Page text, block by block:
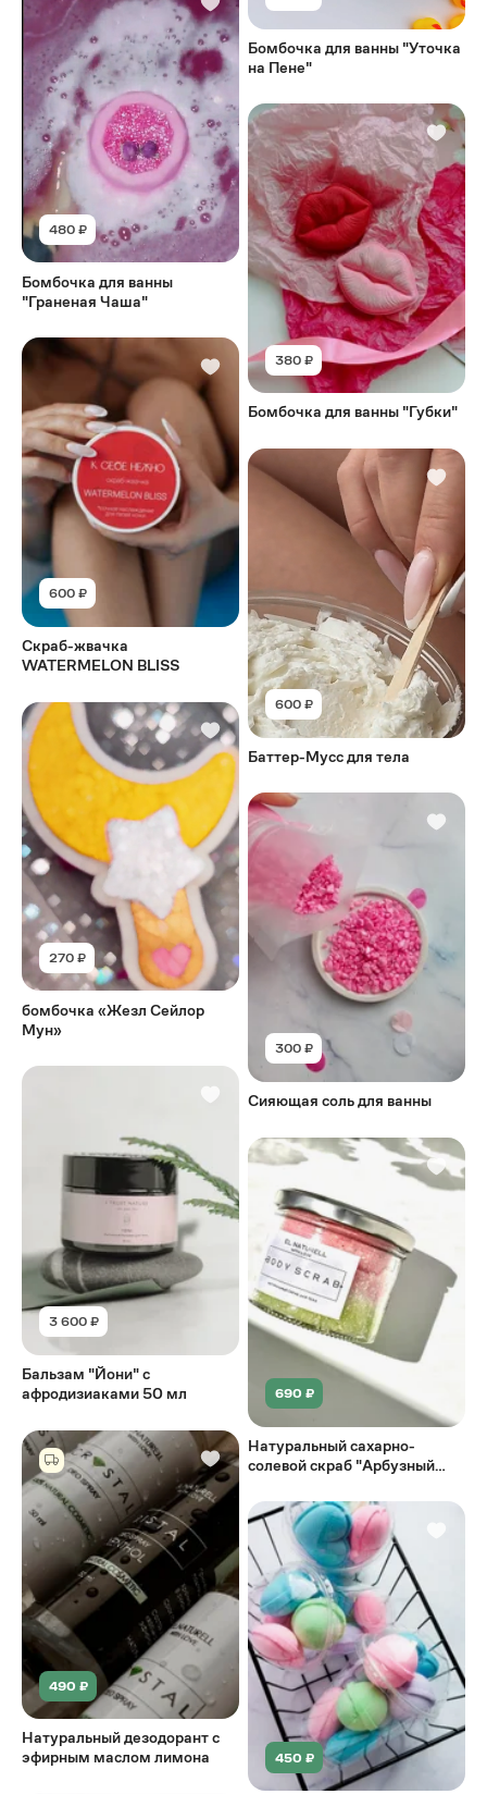
480 ₽
Бомбочка для ванны
"Граненая Чаша"
600 ₽
Скраб-жвачка
WATERMELON BLISS
270 ₽
бомбочка «Жезл Сейлор
Мун»
3 600 ₽
Бальзам "Йони" с
афродизиаками 50 мл
490 ₽
Натуральный дезодорант с
эфирным маслом лимона
Бомбочка для ванны "Уточка
на Пене"
380 ₽
Бомбочка для ванны "Губки"
600 ₽
Баттер-Мусс для тела
300 ₽
Сияющая соль для ванны
690 ₽
Натуральный сахарно-
солевой скраб "Арбузный
450 ₽